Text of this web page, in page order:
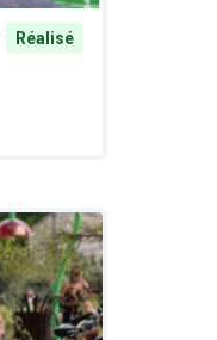
Réalisé